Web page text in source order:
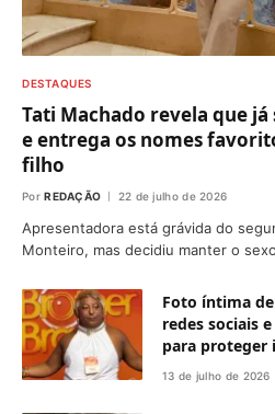
DESTAQUES
Tati Machado revela que já
e entrega os nomes
filho
Por REDAÇÃO 22 de julho de 2026
Apresentadora está grávida do
Monteiro, mas decidiu manter o
Foto íntima
redes sociais
para proteger
13 de julho de 2026